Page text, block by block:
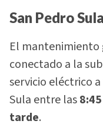
San Pedro
El mantenimiento
conectado a la
servicio eléctrico
Sula entre las
tarde.